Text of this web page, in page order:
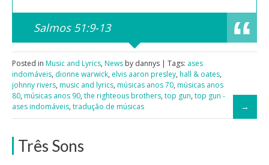
Salmos 51:9-13
Posted in Music and Lyrics, News by dannys | Tags: ases
indomáveis, dionne warwick, elvis aaron presley, hall & oates,
johnny rivers, music and lyrics, músicas anos 70, músicas anos
80, músicas anos 90, the righteous brothers, top gun, top gun -
ases indomáveis, tradução de músicas
Três Sons